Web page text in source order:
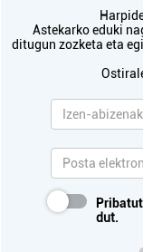
Astekarko eduki
ditugun zozketa eta
dut.